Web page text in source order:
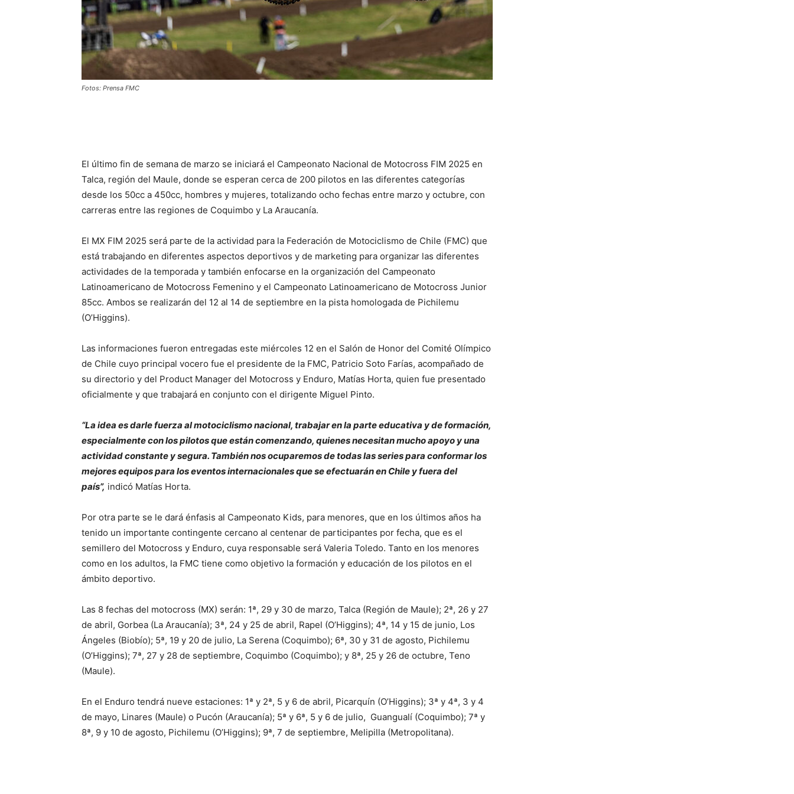
Fotos: Prensa FMC
El último fin de semana de marzo se iniciará el Campeonato Nacional de Motocross FIM 2025 en
Talca, región del Maule, donde se esperan cerca de 200 pilotos en las diferentes categorías
desde los 50cc a 450cc, hombres y mujeres, totalizando ocho fechas entre marzo y octubre, con
carreras entre las regiones de Coquimbo y La Araucanía.
El MX FIM 2025 será parte de la actividad para la Federación de Motociclismo de Chile (FMC) que
está trabajando en diferentes aspectos deportivos y de marketing para organizar las diferentes
actividades de la temporada y también enfocarse en la organización del Campeonato
Latinoamericano de Motocross Femenino y el Campeonato Latinoamericano de Motocross Junior
85cc. Ambos se realizarán del 12 al 14 de septiembre en la pista homologada de Pichilemu
(O’Higgins).
Las informaciones fueron entregadas este miércoles 12 en el Salón de Honor del Comité Olímpico
de Chile cuyo principal vocero fue el presidente de la FMC, Patricio Soto Farías, acompañado de
su directorio y del Product Manager del Motocross y Enduro, Matías Horta, quien fue presentado
oficialmente y que trabajará en conjunto con el dirigente Miguel Pinto.
“La idea es darle fuerza al motociclismo nacional, trabajar en la parte educativa y de formación,
especialmente con los pilotos que están comenzando, quienes necesitan mucho apoyo y una
actividad constante y segura. También nos ocuparemos de todas las series para conformar los
mejores equipos para los eventos internacionales que se efectuarán en Chile y fuera del
país”, indicó Matías Horta.
Por otra parte se le dará énfasis al Campeonato Kids, para menores, que en los últimos años ha
tenido un importante contingente cercano al centenar de participantes por fecha, que es el
semillero del Motocross y Enduro, cuya responsable será Valeria Toledo. Tanto en los menores
como en los adultos, la FMC tiene como objetivo la formación y educación de los pilotos en el
ámbito deportivo.
Las 8 fechas del motocross (MX) serán: 1ª, 29 y 30 de marzo, Talca (Región de Maule); 2ª, 26 y 27
de abril, Gorbea (La Araucanía); 3ª, 24 y 25 de abril, Rapel (O’Higgins); 4ª, 14 y 15 de junio, Los
Ángeles (Biobío); 5ª, 19 y 20 de julio, La Serena (Coquimbo); 6ª, 30 y 31 de agosto, Pichilemu
(O’Higgins); 7ª, 27 y 28 de septiembre, Coquimbo (Coquimbo); y 8ª, 25 y 26 de octubre, Teno
(Maule).
En el Enduro tendrá nueve estaciones: 1ª y 2ª, 5 y 6 de abril, Picarquín (O’Higgins); 3ª y 4ª, 3 y 4
de mayo, Linares (Maule) o Pucón (Araucanía); 5ª y 6ª, 5 y 6 de julio, Guangualí (Coquimbo); 7ª y
8ª, 9 y 10 de agosto, Pichilemu (O’Higgins); 9ª, 7 de septiembre, Melipilla (Metropolitana).